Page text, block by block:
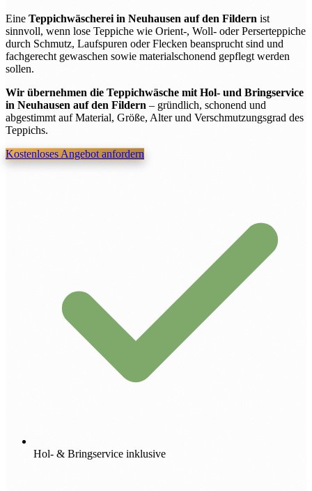
Eine Teppichwäscherei in Neuhausen auf den Fildern ist
sinnvoll, wenn lose Teppiche wie Orient-, Woll- oder Perserteppiche
durch Schmutz, Laufspuren oder Flecken beansprucht sind und
fachgerecht gewaschen sowie materialschonend gepflegt werden
sollen.
Wir übernehmen die Teppichwäsche mit Hol- und Bringservice
in Neuhausen auf den Fildern – gründlich, schonend und
abgestimmt auf Material, Größe, Alter und Verschmutzungsgrad des
Teppichs.
Kostenloses Angebot anfordern
Hol- & Bringservice inklusive